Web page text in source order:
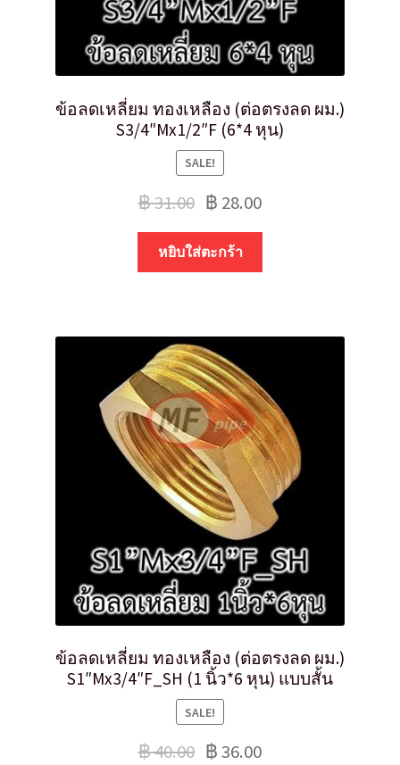
ข้อลดเหลี่ยม ทองเหลือง (ต่อตรงลด ผม.)
S3/4″Mx1/2″F (6*4 หุน)
SALE!
฿31.00 ฿ 28.00
หยิบใส่ตะกร้า
ข้อลดเหลี่ยม ทองเหลือง (ต่อตรงลด ผม.)
S1″Mx3/4″F_SH (1 นิ้ว*6 หุน) แบบสั้น
SALE!
฿40.00 ฿36.00